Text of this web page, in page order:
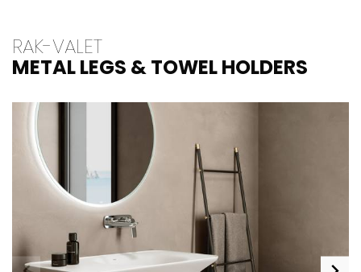
RAK-VALET
METAL LEGS & TOWEL HOLDERS